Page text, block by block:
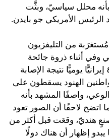
محلل سياسيّ، وبثَّت
الأمريكي جو بايدن.
من التليفزيون
وفي أثناء ذروة جائحة
كورونا، وحين كان يسقط نحو ٤٥٠ إيرانيًّا يوميًّا نتيجة الإصابة
الهنود يسقطون على
واصفًا المشهد بأنه
اتضح لاحقًا أن الصور تعود
هنديّ، وقعَت قبل أكثر من
إظهار أن هناك دولًا